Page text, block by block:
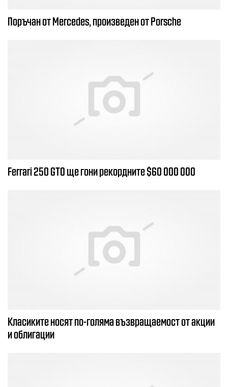
Поръчан от Mercedes, произведен от Porsche
Ferrari 250 GTO ще гони рекордните $60 000 000
Класиките носят по-голяма възвращаемост от акции
и облигации